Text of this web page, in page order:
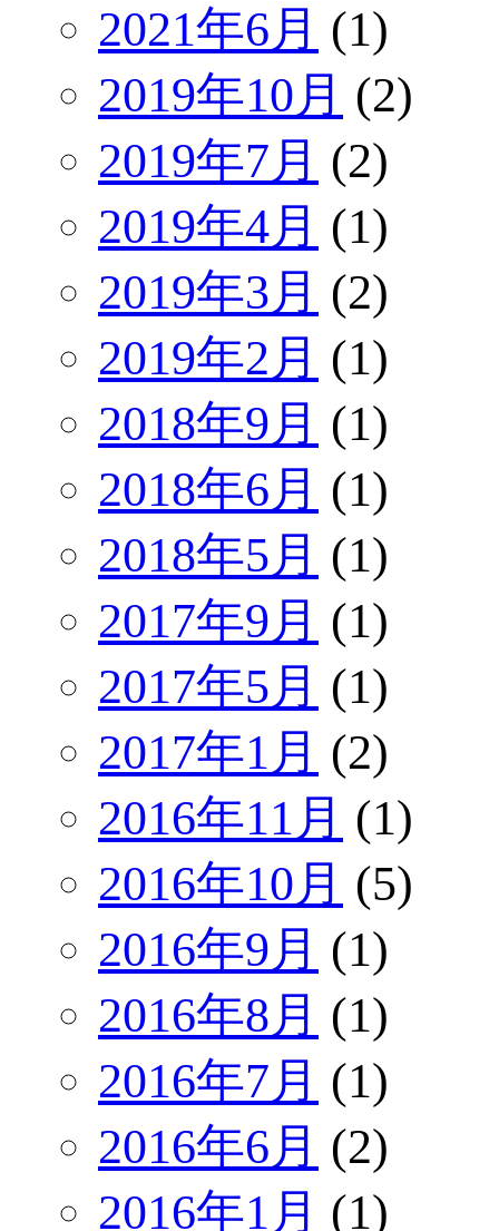
2021年6月 (1)
2019年10月 (2)
2019年7月 (2)
2019年4月 (1)
2019年3月 (2)
2019年2月 (1)
2018年9月 (1)
2018年6月 (1)
2018年5月 (1)
2017年9月 (1)
2017年5月 (1)
2017年1月 (2)
2016年11月 (1)
2016年10月 (5)
2016年9月 (1)
2016年8月 (1)
2016年7月 (1)
2016年6月 (2)
2016年1月 (1)